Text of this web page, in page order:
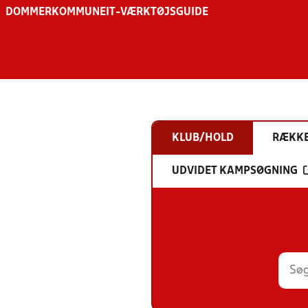
DOMMER KOMMUNE IT-VÆRKTØJSGUIDE
KLUB/HOLD
UDVIDET KAMPSØGNING